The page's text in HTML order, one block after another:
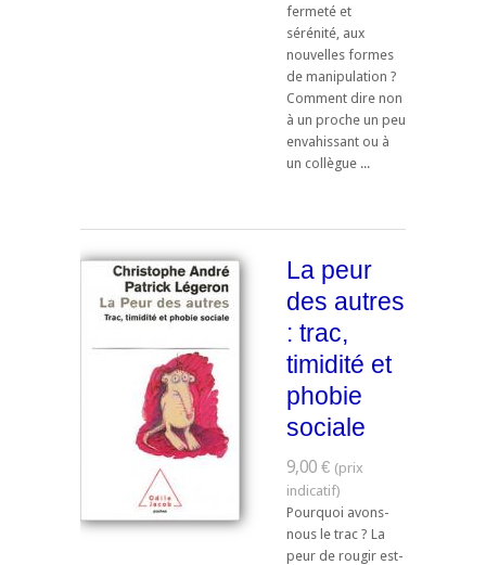
fermeté et
sérénité, aux
nouvelles formes
de manipulation ?
Comment dire non
à un proche un peu
envahissant ou à
un collègue ...
La peur
des autres
: trac,
timidité et
phobie
sociale
9,00 €
Pourquoi avons-
nous le trac ? La
peur de rougir est-